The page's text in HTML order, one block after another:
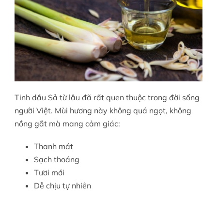
Tinh dầu Sả từ lâu đã rất quen thuộc trong đời sống
người Việt. Mùi hương này không quá ngọt, không
nồng gắt mà mang cảm giác:
Thanh mát
Sạch thoáng
Tươi mới
Dễ chịu tự nhiên